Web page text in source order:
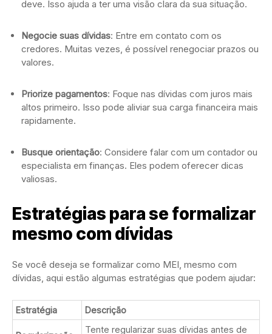
deve. Isso ajuda a ter uma visão clara da sua situação.
Negocie suas dívidas: Entre em contato com os
credores. Muitas vezes, é possível renegociar prazos ou
valores.
Priorize pagamentos: Foque nas dívidas com juros mais
altos primeiro. Isso pode aliviar sua carga financeira mais
rapidamente.
Busque orientação: Considere falar com um contador ou
especialista em finanças. Eles podem oferecer dicas
valiosas.
Estratégias para se formalizar
mesmo com dívidas
Se você deseja se formalizar como MEI, mesmo com
dívidas, aqui estão algumas estratégias que podem ajudar:
Estratégia Descrição
Tente regularizar suas dívidas antes de